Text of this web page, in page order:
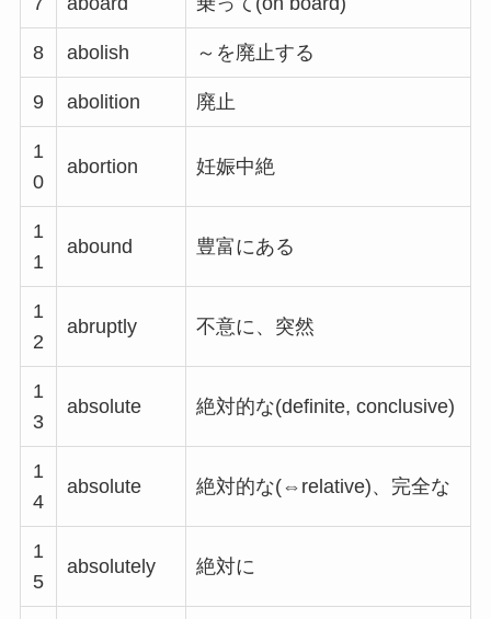
8 abolish ～を廃止する
9 abolition 廃止
1
0
abortion 妊娠中絶
1
1
abound 豊富にある
1
2
abruptly 不意に、突然
1
3
absolute 絶対的な(definite, conclusive)
1
4
absolute 絶対的な(⇔relative)、完全な
1
5
absolutely 絶対に